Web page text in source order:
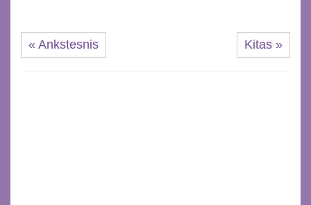
« Ankstesnis Kitas »